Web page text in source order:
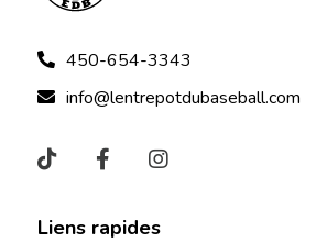
450-654-3343
info@lentrepotdubaseball.com
Liens rapides